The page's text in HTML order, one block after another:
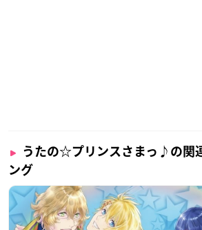
うたの☆プリンスさまっ♪の関
ング